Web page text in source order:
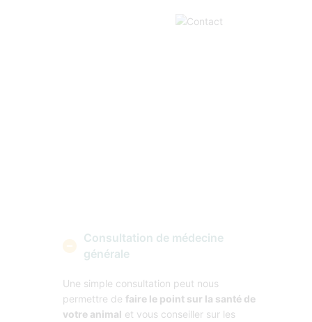
Consultation de médecine
générale
Une simple consultation peut nous
permettre de faire le point sur la santé de
votre animal et vous conseiller sur les